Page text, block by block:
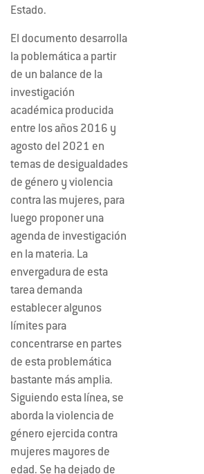
Estado.
El documento desarrolla
la poblemática a partir
de un balance de la
investigación
académica producida
entre los años 2016 y
agosto del 2021 en
temas de desigualdades
de género y violencia
contra las mujeres, para
luego proponer una
agenda de investigación
en la materia. La
envergadura de esta
tarea demanda
establecer algunos
límites para
concentrarse en partes
de esta problemática
bastante más amplia.
Siguiendo esta línea, se
aborda la violencia de
género ejercida contra
mujeres mayores de
edad. Se ha dejado de